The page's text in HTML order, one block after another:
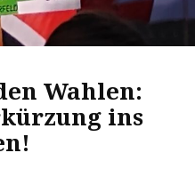
Wahlen:
ins